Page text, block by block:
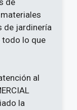
de jardinería
todo lo que
al
la